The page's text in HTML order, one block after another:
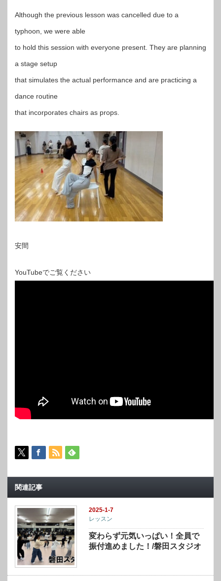
Although the previous lesson was cancelled due to a
typhoon, we were able
to hold this session with everyone present. They are planning
a stage setup
that simulates the actual performance and are practicing a
dance routine
that incorporates chairs as props.
安間
YouTubeでご覧ください
関連記事
2025-1-7
レッスン
変わらず元気いっぱい！全員で
振付進めました！/磐田スタジオ